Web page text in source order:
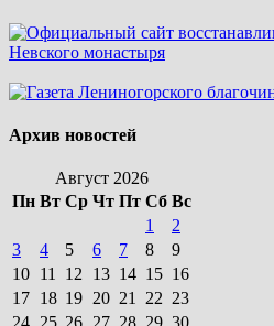
Архив новостей
Август 2026
Пн Вт Ср Чт Пт Сб Вс
1
2
3
4 5 6 7 8
9
10 11 12 13 14 15 16
17 18 19 20 21 22 23